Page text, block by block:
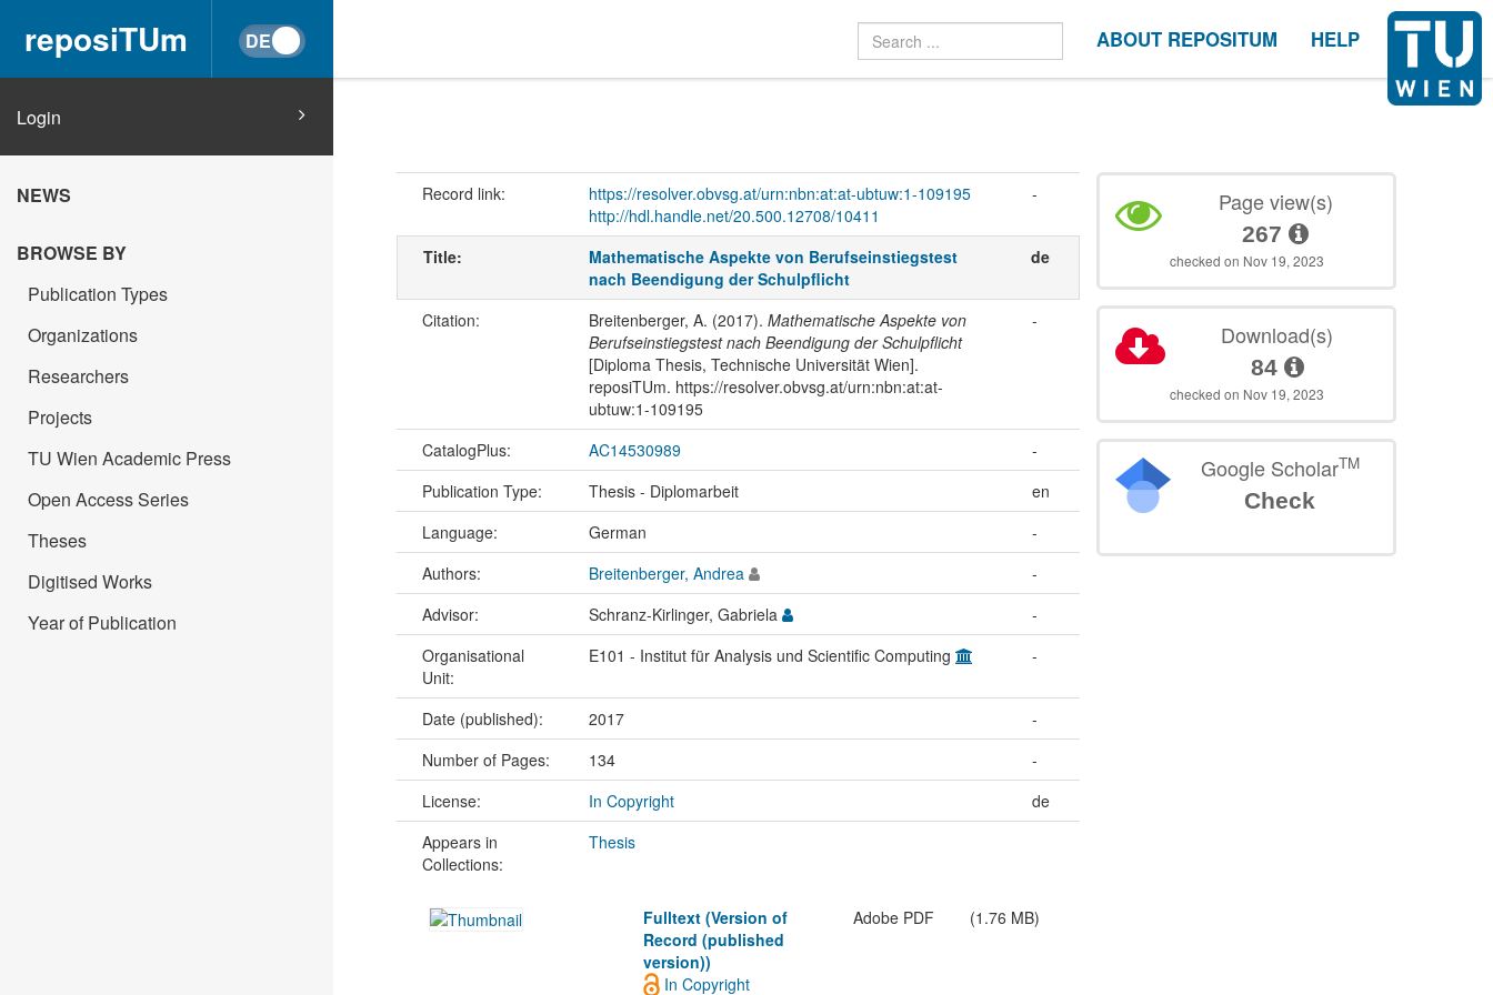
reposiTUm ABOUT REPOSITUM HELP
Login
NEWS
BROWSE BY
Publication Types
Organizations
Researchers
Projects
TU Wien Academic Press
Open Access Series
Theses
Digitised Works
Year of Publication
Record link:
https://resolver.obvsg.at/urn:nbn:at:at-ubtuw:1-109195
http://hdl.handle.net/20.500.12708/10411
-
Title:
Mathematische Aspekte von Berufseinstiegstest
nach Beendigung der Schulpflicht
de
Citation: Breitenberger, A. (2017). Mathematische Aspekte von
Berufseinstiegstest nach Beendigung der Schulpflicht
[Diploma Thesis, Technische Universität Wien].
reposiTUm. https://resolver.obvsg.at/urn:nbn:at:at-
ubtuw:1-109195
-
CatalogPlus: AC14530989
-
Publication Type:
Thesis - Diplomarbeit
en
Language:
German
-
Authors:
Breitenberger, Andrea
-
Advisor:
Schranz-Kirlinger, Gabriela
-
Organisational
Unit:
E101 - Institut für Analysis und Scientific Computing -
Date (published): 2017
-
Number of Pages:
134
-
License:
In Copyright
de
Appears in
Collections:
Thesis
Fulltext (Version of
Record (published
version))
Adobe PDF (1.76 MB)
In Copyright
Page view(s)
267
checked on Nov 19, 2023
Download(s)
84
checked on Nov 19, 2023
Google ScholarTM
Check